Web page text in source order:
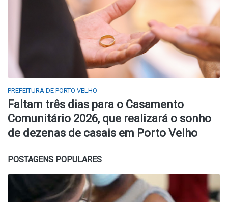
PREFEITURA DE PORTO VELHO
Faltam três dias para o Casamento
Comunitário 2026, que realizará o sonho
de dezenas de casais em Porto Velho
POSTAGENS POPULARES